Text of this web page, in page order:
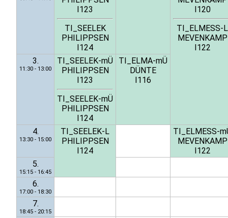
I123
TI_SEELEK
PHILIPPSEN
I124
I120
TI_ELMESS-L
MEVENKAMP
I122
3.
11:30 - 13:00
TI_SEELEK-mÜ
PHILIPPSEN
I123
TI_SEELEK-mÜ
PHILIPPSEN
I124
TI_ELMA-mÜ
DÜNTE
I116
4.
13:30 - 15:00
TI_SEELEK-L
PHILIPPSEN
I124
TI_ELMESS-
MEVENKAMP
I122
5.
15:15 - 16:45
6.
17:00 - 18:30
7.
18:45 - 20:15